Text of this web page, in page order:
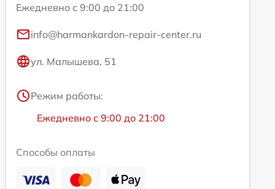
Ежедневно с 9:00 до 21:00
info@harmankardon-repair-center.ru
ул. Малышева, 51
Режим работы:
Ежедневно с 9:00 до 21:00
Способы оплаты